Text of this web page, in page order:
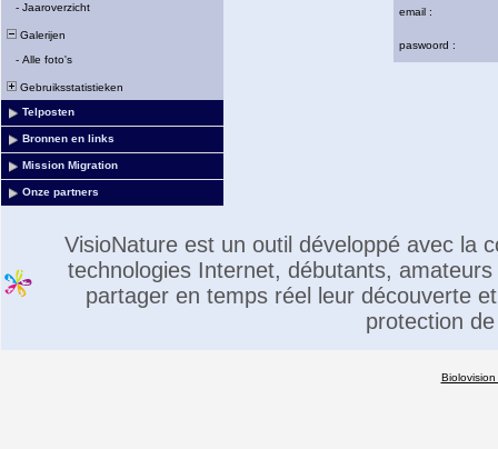
- Jaaroverzicht
Galerijen
- Alle foto's
Gebruiksstatistieken
Telposten
Bronnen en links
Mission Migration
Onze partners
email :
paswoord :
VisioNature est un outil développé avec la
technologies Internet, débutants,
partager en temps réel leur découverte
protection
Biolovision